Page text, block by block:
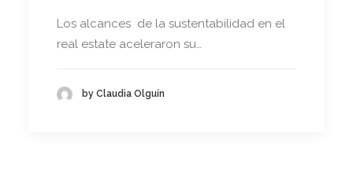
Los alcances de la sustentabilidad en el
real estate aceleraron su…
by Claudia Olguín